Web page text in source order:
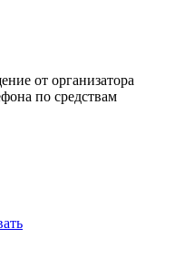
от организатора
по средствам